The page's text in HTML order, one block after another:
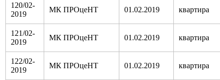
120/02-
2019
МК ПРОцеНТ 01.02.2019 квартира
121/02-
2019
МК ПРОцеНТ 01.02.2019 квартира
122/02-
2019
МК ПРОцеНТ 01.02.2019 квартира